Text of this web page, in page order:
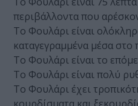
περιβάλλοντα που
Το Φουλάρι είναι
καταγεγραμμένα μέσα στο
Το Φουλάρι είναι το
Το Φουλάρι είναι πολύ
Το Φουλάρι έχει